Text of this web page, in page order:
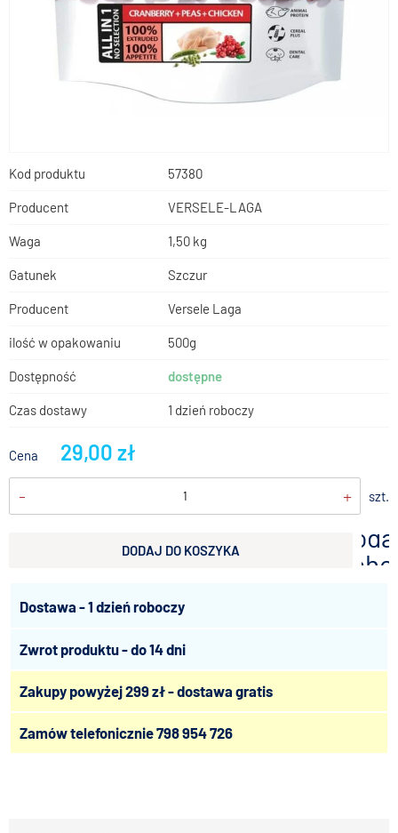
Kod produktu 57380
Producent VERSELE-LAGA
Waga 1,50 kg
Gatunek Szczur
Producent Versele Laga
ilość w opakowaniu 500g
Dostępność dostępne
Czas dostawy 1 dzień roboczy
Cena 29,00 zł
- + szt.
DODAJ DO KOSZYKA
Dostawa - 1 dzień roboczy
Zwrot produktu - do 14 dni
Zakupy powyżej 299 zł - dostawa gratis
Zamów telefonicznie798 954 726